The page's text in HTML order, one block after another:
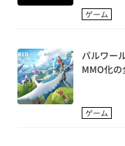
ゲーム
パルワー
MMO化
ゲーム